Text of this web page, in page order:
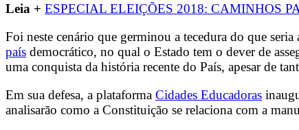
Leia + ESPECIAL ELEIÇÕES 2018: CAMINHOS
Foi neste cenário que germinou a tecedura do que
país democrático, no qual o Estado tem o dever de
uma conquista da história recente do País, apesar de
Em sua defesa, a plataforma Cidades Educadoras
analisarão como a Constituição se relaciona com a